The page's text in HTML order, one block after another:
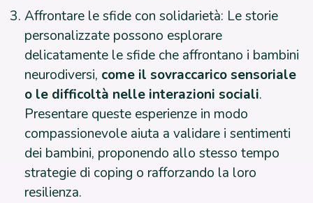
Affrontare le sfide con solidarietà: Le storie
personalizzate possono esplorare
delicatamente le sfide che affrontano i bambini
neurodiversi, come il sovraccarico sensoriale
o le difficoltà nelle interazioni sociali.
Presentare queste esperienze in modo
compassionevole aiuta a validare i sentimenti
dei bambini, proponendo allo stesso tempo
strategie di coping o rafforzando la loro
resilienza.